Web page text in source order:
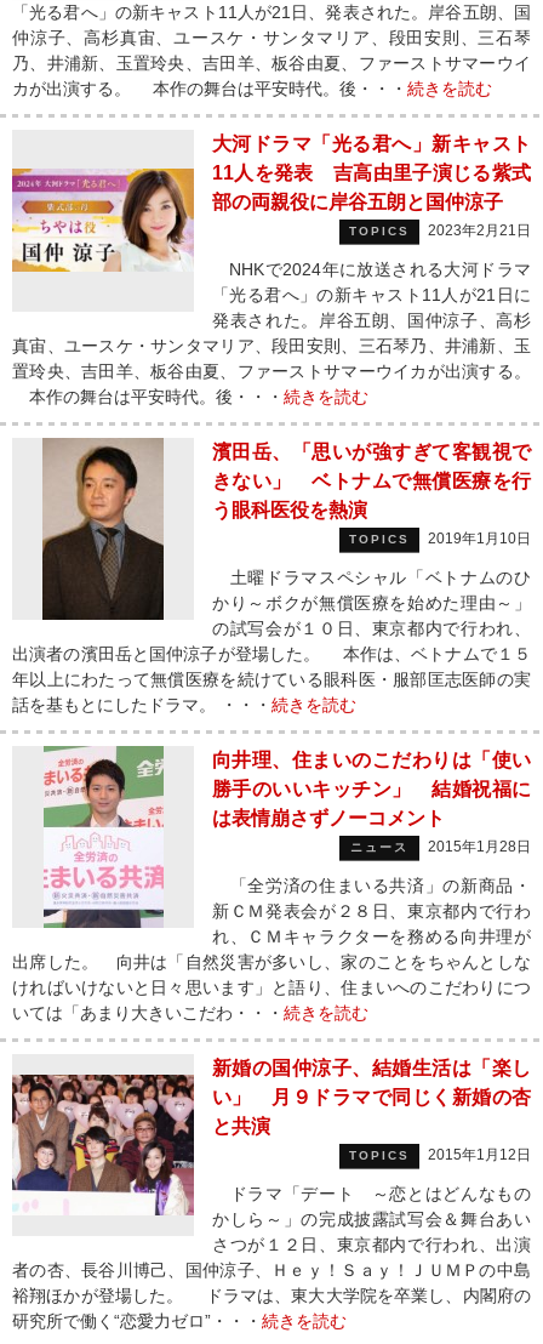
「光る君へ」の新キャスト11人が21日、発表された。岸谷五朗、国
仲涼子、高杉真宙、ユースケ・サンタマリア、段田安則、三石琴
乃、井浦新、玉置玲央、吉田羊、板谷由夏、ファーストサマーウイ
カが出演する。 本作の舞台は平安時代。後・・・ 続きを読む
大河ドラマ「光る君へ」新キャスト
11人を発表 吉高由里子演じる紫式
部の両親役に岸谷五朗と国仲涼子
TOPICS 2023年2月21日
NHKで2024年に放送される大河ドラマ
「光る君へ」の新キャスト11人が21日に
発表された。岸谷五朗、国仲涼子、高杉
真宙、ユースケ・サンタマリア、段田安則、三石琴乃、井浦新、玉
置玲央、吉田羊、板谷由夏、ファーストサマーウイカが出演する。
本作の舞台は平安時代。後・・・ 続きを読む
濱田岳、「思いが強すぎて客観視で
きない」 ベトナムで無償医療を行
う眼科医役を熱演
TOPICS 2019年1月10日
土曜ドラマスペシャル「ベトナムのひ
かり～ボクが無償医療を始めた理由～」
の試写会が１０日、東京都内で行われ、
出演者の濱田岳と国仲涼子が登場した。 本作は、ベトナムで１５
年以上にわたって無償医療を続けている眼科医・服部匡志医師の実
話を基もとにしたドラマ。 ・・・ 続きを読む
向井理、住まいのこだわりは「使い
勝手のいいキッチン」 結婚祝福に
は表情崩さずノーコメント
ニュース 2015年1月28日
「全労済の住まいる共済」の新商品・
新ＣＭ発表会が２８日、東京都内で行わ
れ、ＣＭキャラクターを務める向井理が
出席した。 向井は「自然災害が多いし、家のことをちゃんとしな
ければいけないと日々思います」と語り、住まいへのこだわりにつ
いては「あまり大きいこだわ・・・ 続きを読む
新婚の国仲涼子、結婚生活は「楽し
い」 月９ドラマで同じく新婚の杏
と共演
TOPICS 2015年1月12日
ドラマ「デート ～恋とはどんなもの
かしら～」の完成披露試写会＆舞台あい
さつが１２日、東京都内で行われ、出演
者の杏、長谷川博己、国仲涼子、Ｈｅｙ！Ｓａｙ！ＪＵＭＰの中島
裕翔ほかが登場した。 ドラマは、東大大学院を卒業し、内閣府の
研究所で働く“恋愛力ゼロ”・・・ 続きを読む